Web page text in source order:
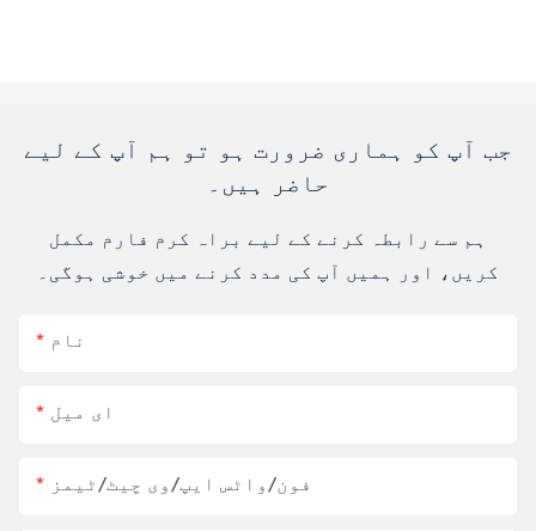
جب آپ کو ہماری ضرورت ہو تو ہم آپ کے لیے
حاضر ہیں۔
ہم سے رابطہ کرنے کے لیے براہ کرم فارم مکمل
کریں، اور ہمیں آپ کی مدد کرنے میں خوشی ہوگی۔
نام
ای میل
فون/واٹس ایپ/وی چیٹ/ٹیمز